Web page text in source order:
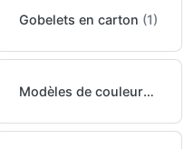
Gobelets en carton (1)
Modèles de couleurs